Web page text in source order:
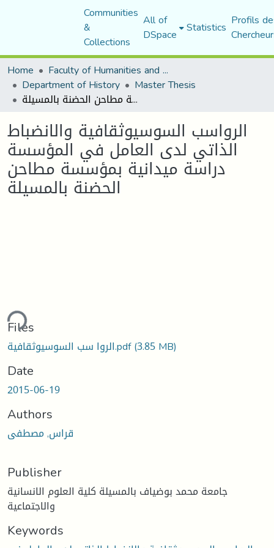
Communities
&
Collections
All of
DSpace Statistics Profils
Home
Faculty of Humanities and Social Sciences
Department of History Master Thesis
الرواسب السوسيوثقافية والانضباط الذاتي لدى العامل في المؤسسة دراسة ميدانية بمؤسسة مطاحن الحضنة بالمسيلة
الرواسب السوسيوثقافية والانضباط
الذاتي لدى العامل في المؤسسة
دراسة ميدانية بمؤسسة مطاحن
الحضنة بالمسيلة
Files
الروا سب السوسيوثقافية.pdf(3.85 MB)
Date
2015-06-19
Authors
قراس, مصطفى
Publisher
جامعة محمد بوضياف بالمسيلة كلية العلوم الانسانية
والاجتماعية
Keywords